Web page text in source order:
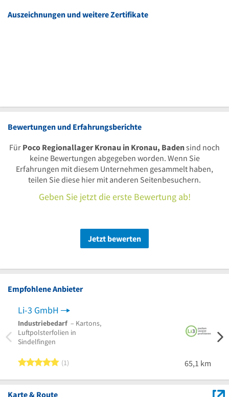
Auszeichnungen und weitere Zertifikate
Bewertungen und Erfahrungsberichte
Für Poco Regionallager Kronau in Kronau, Badensind noch
keine Bewertungen abgegeben worden. Wenn Sie
Erfahrungen mit diesem Unternehmen gesammelt haben,
teilen Sie diese hier mit anderen Seitenbesuchern.
Geben Sie jetzt die erste Bewertung ab!
Jetzt bewerten
Empfohlene Anbieter
Li-3 GmbH
Industriebedarf – Kartons,
Luftpolsterfolien in
Sindelfingen
5 von 5 Sternen
1 65,1 km
Karte & Route